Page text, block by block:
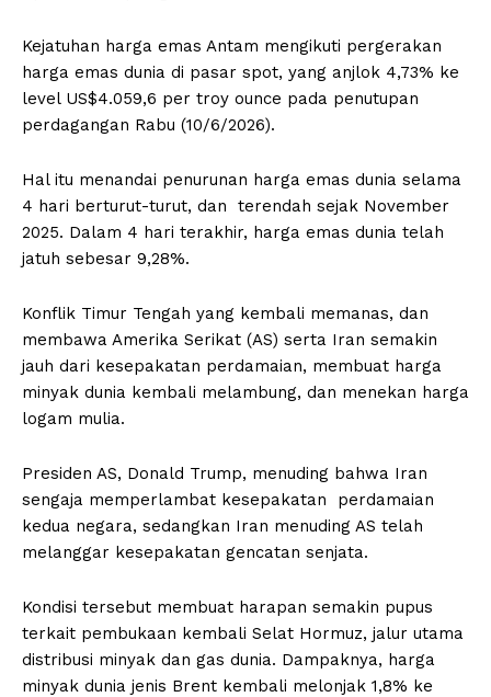
Kejatuhan harga emas Antam mengikuti pergerakan
harga emas dunia di pasar spot, yang anjlok 4,73% ke
level US$4.059,6 per troy ounce pada penutupan
perdagangan Rabu (10/6/2026).
Hal itu menandai penurunan harga emas dunia selama
4 hari berturut-turut, dan terendah sejak November
2025. Dalam 4 hari terakhir, harga emas dunia telah
jatuh sebesar 9,28%.
Konflik Timur Tengah yang kembali memanas, dan
membawa Amerika Serikat (AS) serta Iran semakin
jauh dari kesepakatan perdamaian, membuat harga
minyak dunia kembali melambung, dan menekan harga
logam mulia.
Presiden AS, Donald Trump, menuding bahwa Iran
sengaja memperlambat kesepakatan perdamaian
kedua negara, sedangkan Iran menuding AS telah
melanggar kesepakatan gencatan senjata.
Kondisi tersebut membuat harapan semakin pupus
terkait pembukaan kembali Selat Hormuz, jalur utama
distribusi minyak dan gas dunia. Dampaknya, harga
minyak dunia jenis Brent kembali melonjak 1,8% ke